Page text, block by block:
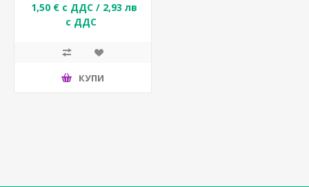
1,50 € с ДДС / 2,93 лв
с ДДС
КУПИ